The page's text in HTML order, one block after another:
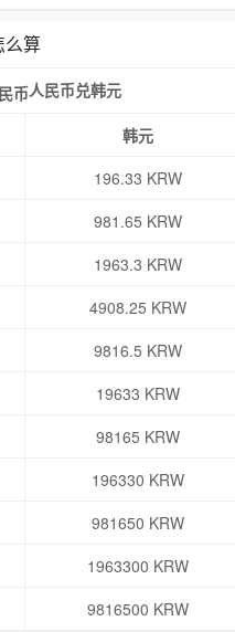
么算
人民币兑韩元
韩元
196.33 KRW
981.65 KRW
1963.3 KRW
4908.25 KRW
9816.5 KRW
19633 KRW
98165 KRW
196330 KRW
981650 KRW
1963300 KRW
9816500 KRW